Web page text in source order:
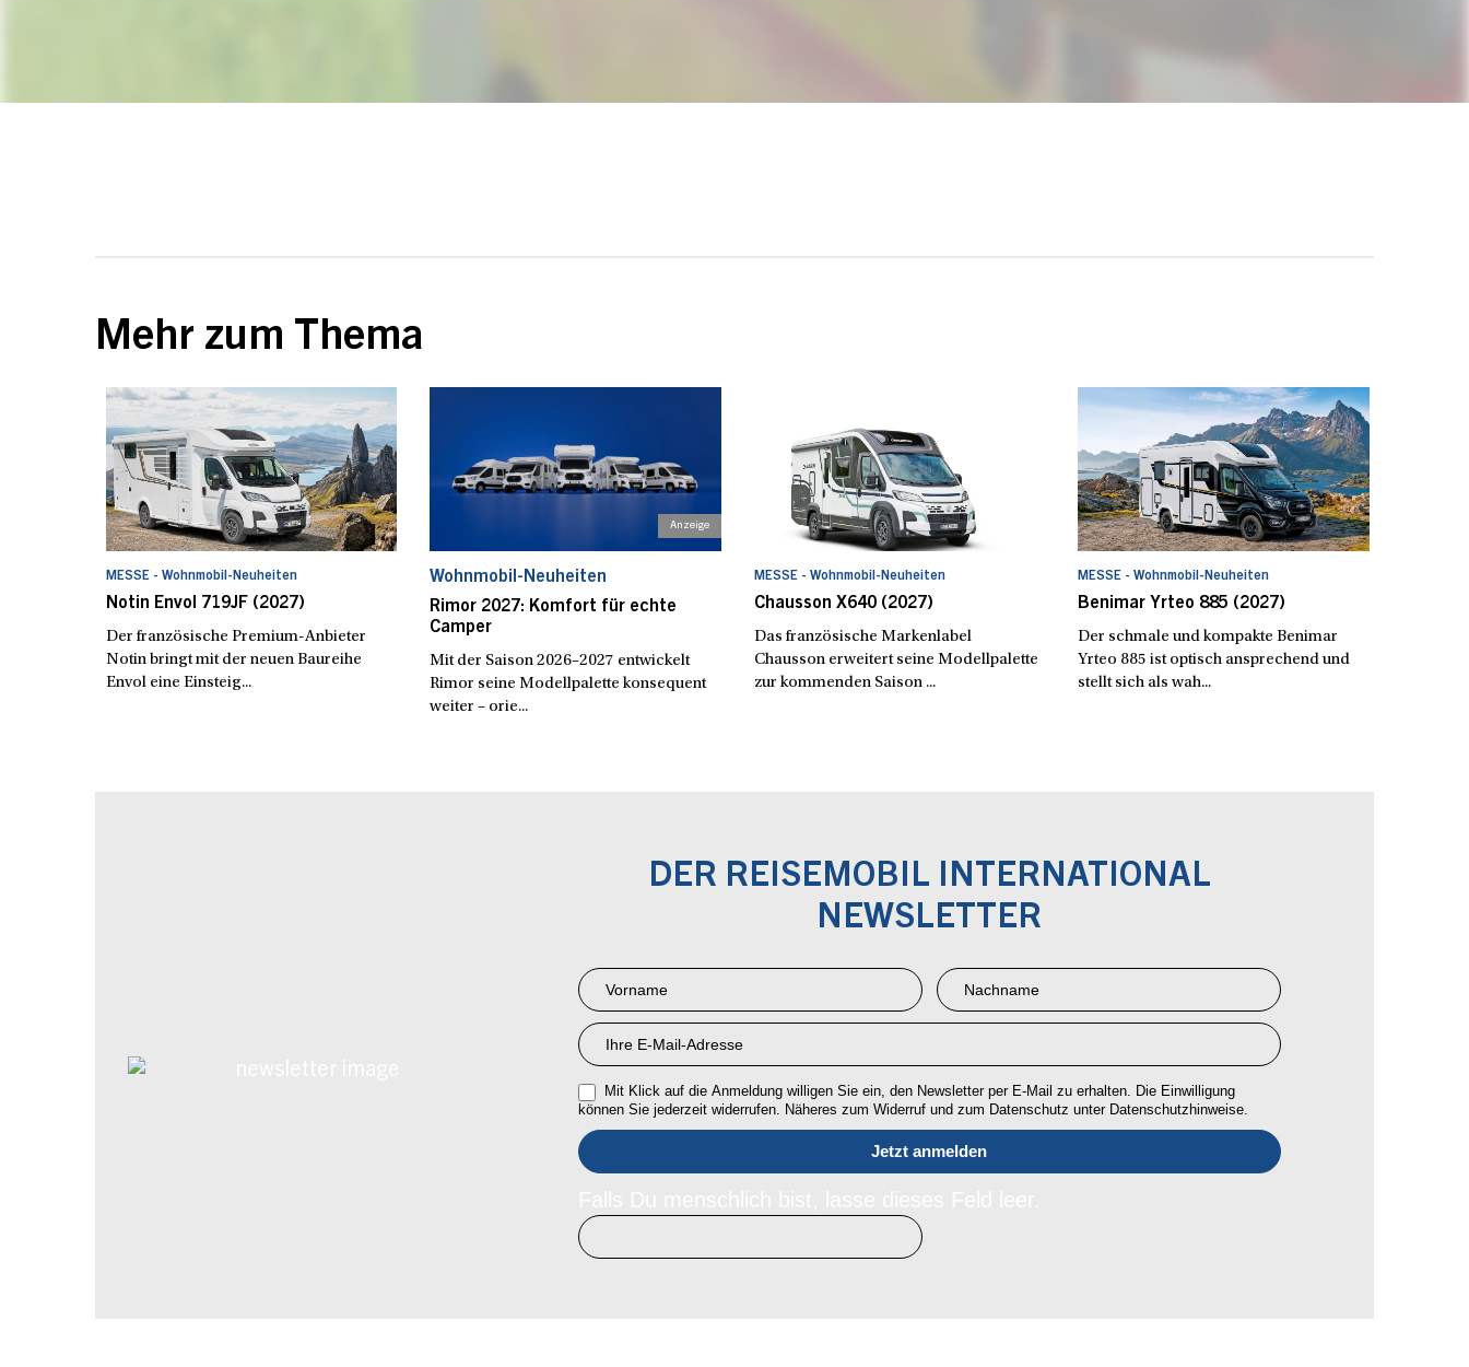
Mehr zum Thema
MESSE - Wohnmobil-Neuheiten
Notin Envol 719JF (2027)
Der französische Premium-Anbieter
Notin bringt mit der neuen Baureihe
Envol eine Einsteig...
Wohnmobil-Neuheiten
Rimor 2027: Komfort für echte
Camper
Mit der Saison 2026–2027 entwickelt
Rimor seine Modellpalette konsequent
weiter – orie...
MESSE - Wohnmobil-Neuheiten
Chausson X640 (2027)
Das französische Markenlabel
Chausson erweitert seine Modellpalette
zur kommenden Saison ...
MESSE - Wohnmobil-Neuheiten
Benimar Yrteo 885 (2027)
Der schmale und kompakte Benimar
Yrteo 885 ist optisch ansprechend und
stellt sich als wah...
DER REISEMOBIL INTERNATIONAL
NEWSLETTER
Newsletter
Anmeldung
RMI
Mit Klick auf die Anmeldung willigen Sie ein, den Newsletter per E-Mail zu erhalten. Die Einwilligung
können Sie jederzeit widerrufen. Näheres zum Widerruf und zum Datenschutz unter Datenschutzhinweise.